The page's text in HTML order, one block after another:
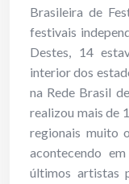
Brasileira de
festivais
Destes, 14
interior dos
na Rede Brasil
realizou mais de
regionais muito
acontecendo
últimos artistas